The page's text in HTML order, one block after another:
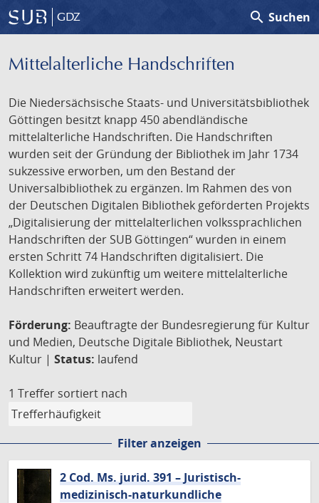
GDZ search Suchen
Mittelalterliche Handschriften
Die Niedersächsische Staats- und Universitätsbibliothek
Göttingen besitzt knapp 450 abendländische
mittelalterliche Handschriften. Die Handschriften
wurden seit der Gründung der Bibliothek im Jahr 1734
sukzessive erworben, um den Bestand der
Universalbibliothek zu ergänzen. Im Rahmen des von
der Deutschen Digitalen Bibliothek geförderten Projekts
„Digitalisierung der mittelalterlichen volkssprachlichen
Handschriften der SUB Göttingen“ wurden in einem
ersten Schritt 74 Handschriften digitalisiert. Die
Kollektion wird zukünftig um weitere mittelalterliche
Handschriften erweitert werden.
Förderung: Beauftragte der Bundesregierung für Kultur
und Medien, Deutsche Digitale Bibliothek, Neustart
Kultur | Status: laufend
1 Treffer sortiert nach
Filter anzeigen
2 Cod. Ms. jurid. 391 – Juristisch-
medizinisch-naturkundliche